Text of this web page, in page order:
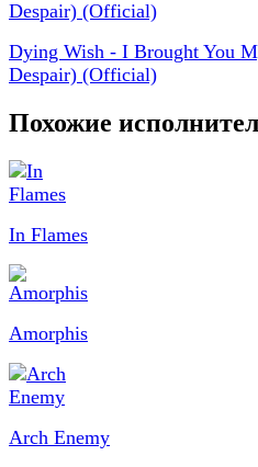
Dying Wish - I Brought You
Despair) (Official)
Похожие
In Flames
Amorphis
Arch Enemy